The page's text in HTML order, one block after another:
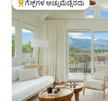
ಗೆಸ್ಟ್‌ಗಳಿಗೆ ಅತಿ ಹೆಚ್ಚು ಅಚ್ಚುಮೆಚ್ಚಿನದು
ಗೆಸ್ಟ್‌ಗಳ ಅಚ್ಚುಮೆಚ್ಚಿನದು